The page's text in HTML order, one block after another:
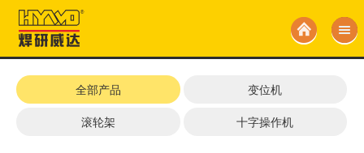
全部产品 变位机
滚轮架 十字操作机